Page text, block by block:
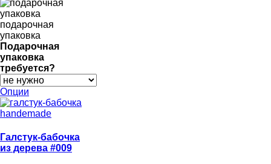
подарочная
упаковка
Подарочная
упаковка
требуется?
Опции
Галстук-бабочка
из дерева #009